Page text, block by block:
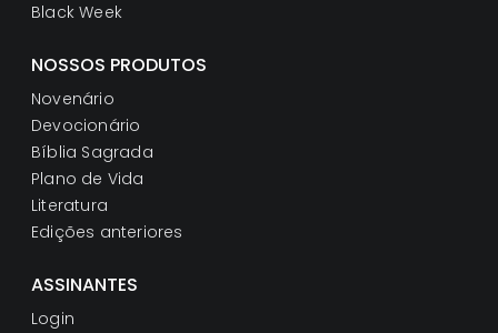
Black Week
NOSSOS PRODUTOS
Novenário
Devocionário
Bíblia Sagrada
Plano de Vida
Literatura
Edições anteriores
ASSINANTES
Login